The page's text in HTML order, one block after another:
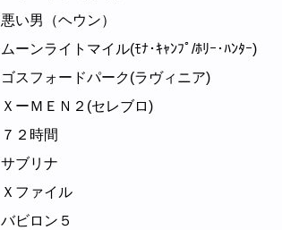
悪い男（ヘウン）
ムーンライトマイル(ﾓﾅ･ｷｬﾝﾌﾟ/ﾎﾘｰ･ﾊﾝﾀｰ)
ゴスフォードパーク(ラヴィニア)
ＸーＭＥＮ２(セレブロ)
７２時間
サブリナ
Ｘファイル
バビロン５